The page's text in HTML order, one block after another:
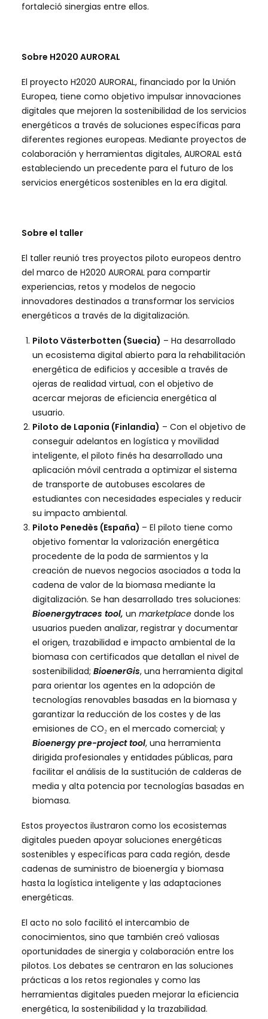
fortaleció sinergias entre ellos.
Sobre H2020 AURORAL
El proyecto H2020 AURORAL, financiado por la Unión
Europea, tiene como objetivo impulsar innovaciones
digitales que mejoren la sostenibilidad de los servicios
energéticos a través de soluciones específicas para
diferentes regiones europeas. Mediante proyectos de
colaboración y herramientas digitales, AURORAL está
estableciendo un precedente para el futuro de los
servicios energéticos sostenibles en la era digital.
Sobre el taller
El taller reunió tres proyectos piloto europeos dentro
del marco de H2020 AURORAL para compartir
experiencias, retos y modelos de negocio
innovadores destinados a transformar los servicios
energéticos a través de la digitalización.
Piloto Västerbotten (Suecia) – Ha desarrollado
un ecosistema digital abierto para la rehabilitación
energética de edificios y accesible a través de
ojeras de realidad virtual, con el objetivo de
acercar mejoras de eficiencia energética al
usuario.
Piloto de Laponia (Finlandia) – Con el objetivo de
conseguir adelantos en logística y movilidad
inteligente, el piloto finés ha desarrollado una
aplicación móvil centrada a optimizar el sistema
de transporte de autobuses escolares de
estudiantes con necesidades especiales y reducir
su impacto ambiental.
Piloto Penedès (España) – El piloto tiene como
objetivo fomentar la valorización energética
procedente de la poda de sarmientos y la
creación de nuevos negocios asociados a toda la
cadena de valor de la biomasa mediante la
digitalización. Se han desarrollado tres soluciones:
Bioenergytraces tool, un marketplace donde los
usuarios pueden analizar, registrar y documentar
el origen, trazabilidad e impacto ambiental de la
biomasa con certificados que detallan el nivel de
sostenibilidad; BioenerGis, una herramienta digital
para orientar los agentes en la adopción de
tecnologías renovables basadas en la biomasa y
garantizar la reducción de los costes y de las
emisiones de CO₂ en el mercado comercial; y
Bioenergy pre-project tool, una herramienta
dirigida profesionales y entidades públicas, para
facilitar el análisis de la sustitución de calderas de
media y alta potencia por tecnologías basadas en
biomasa.
Estos proyectos ilustraron como los ecosistemas
digitales pueden apoyar soluciones energéticas
sostenibles y específicas para cada región, desde
cadenas de suministro de bioenergía y biomasa
hasta la logística inteligente y las adaptaciones
energéticas.
El acto no solo facilitó el intercambio de
conocimientos, sino que también creó valiosas
oportunidades de sinergia y colaboración entre los
pilotos. Los debates se centraron en las soluciones
prácticas a los retos regionales y como las
herramientas digitales pueden mejorar la eficiencia
energética, la sostenibilidad y la trazabilidad.